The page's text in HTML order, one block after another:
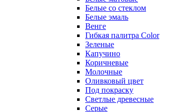
Белые со стеклом
Белые эмаль
Венге
Гибкая палитра Color
Зеленые
Капучино
Коричневые
Молочные
Оливковый цвет
Под покраску
Светлые древесные
Серые